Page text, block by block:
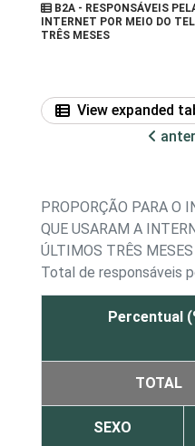
B2A - RESPONSÁVEIS
INTERNET POR MEIO DO
TRÊS MESES
View expanded
PROPORÇÃO PARA O
QUE USARAM A
ÚLTIMOS TRÊS MESES
Total de responsáveis
Percentual
TOTAL
SEXO